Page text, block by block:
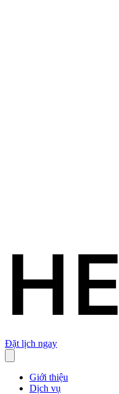
Đặt lịch ngay
Giới thiệu
Dịch vụ